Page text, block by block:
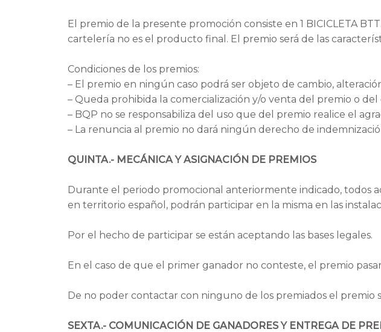
El premio de la presente promoción consiste en 1 BICICLETA
cartelería no es el producto final. El premio será de las
Condiciones de los premios:
– El premio en ningún caso podrá ser objeto de cambio,
– Queda prohibida la comercialización y/o venta del premio o
– BQP no se responsabiliza del uso que del premio realice el
– La renuncia al premio no dará ningún derecho de
QUINTA.- MECÁNICA Y ASIGNACIÓN DE PREMIOS
Durante el periodo promocional anteriormente indicado, todos
en territorio español, podrán participar en la misma en las
Por el hecho de participar se están aceptando las bases legales.
En el caso de que el primer ganador no conteste, el premio
De no poder contactar con ninguno de los premiados el premio
SEXTA.- COMUNICACIÓN DE GANADORES Y ENTREGA DE